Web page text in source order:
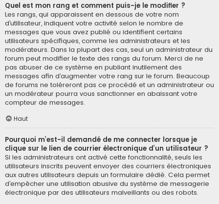
Quel est mon rang et comment puis-je le modifier ?
Les rangs, qui apparaissent en dessous de votre nom
d’utilisateur, indiquent votre activité selon le nombre de
messages que vous avez publié ou identifient certains
utilisateurs spécifiques, comme les administrateurs et les
modérateurs. Dans la plupart des cas, seul un administrateur du
forum peut modifier le texte des rangs du forum. Merci de ne
pas abuser de ce système en publiant inutilement des
messages afin d’augmenter votre rang sur le forum. Beaucoup
de forums ne toléreront pas ce procédé et un administrateur ou
un modérateur pourra vous sanctionner en abaissant votre
compteur de messages.
Haut
Pourquoi m’est-il demandé de me connecter lorsque je
clique sur le lien de courrier électronique d’un utilisateur ?
Si les administrateurs ont activé cette fonctionnalité, seuls les
utilisateurs inscrits peuvent envoyer des courriers électroniques
aux autres utilisateurs depuis un formulaire dédié. Cela permet
d’empêcher une utilisation abusive du système de messagerie
électronique par des utilisateurs malveillants ou des robots.